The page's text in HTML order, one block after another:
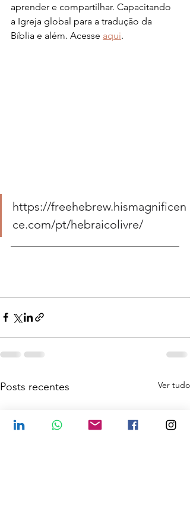
aprender e compartilhar. Capacitando
a Igreja global para a tradução da
Bíblia e além. Acesse aqui.
https://freehebrew.hismagnificen
ce.com/pt/hebraicolivre/
Posts recentes Ver tudo